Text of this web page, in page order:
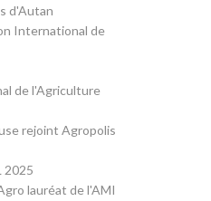
d'Autan
International de
de l'Agriculture
rejoint Agropolis
2025
lauréat de l'AMI